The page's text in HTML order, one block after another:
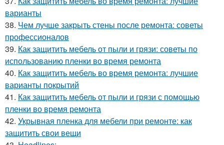
варианты
38. Чем лучше закрыть стены после ремонта: советы
профессионалов
39. Как защитить мебель от пыли и грязи: советы по
использованию пленки во время ремонта
40. Как защитить мебель во время ремонта: лучшие
варианты покрытий
41. Как защитить мебель от пыли и грязи с помощью
пленки во время ремонта
42. Укрывная пленка для мебели при ремонте: как
защитить свои вещи